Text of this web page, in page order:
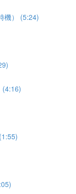
機） (5:24)
(4:16)